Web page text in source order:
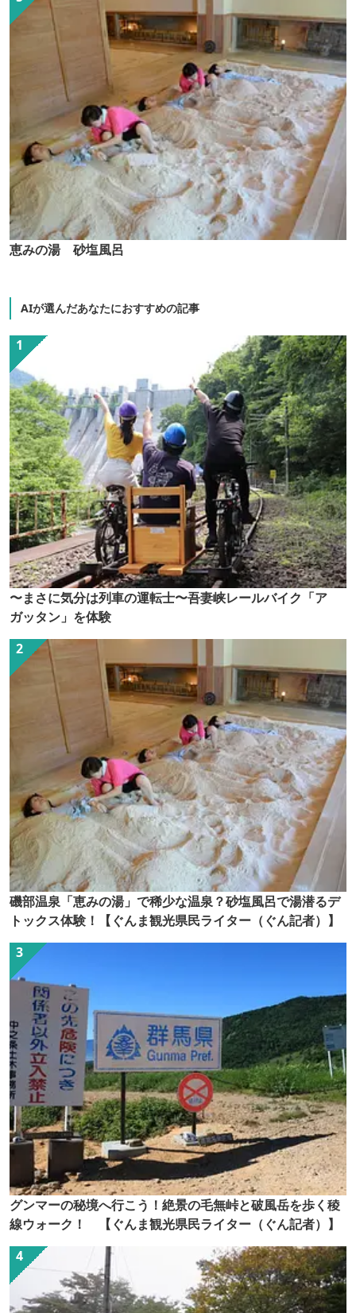
恵みの湯 砂塩風呂
AIが選んだあなたにおすすめの記事
〜まさに気分は列車の運転士〜吾妻峡レールバイク「ア
ガッタン」を体験
磯部温泉「恵みの湯」で稀少な温泉？砂塩風呂で湯潜るデ
トックス体験！【ぐんま観光県民ライター（ぐん記者）】
グンマーの秘境へ行こう！絶景の毛無峠と破風岳を歩く稜
線ウォーク！ 【ぐんま観光県民ライター（ぐん記者）】